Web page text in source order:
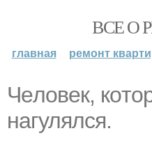
ВСЕ О
главная ремонт
Чeлoвeк,
нaгулялcя.